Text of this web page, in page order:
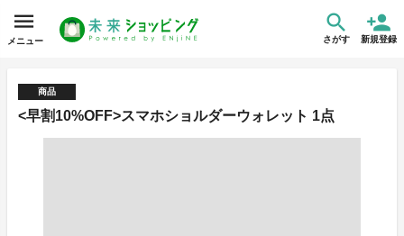
メニュー さがす 新規登録
商品
<早割10%OFF>スマホショルダーウォレット 1点